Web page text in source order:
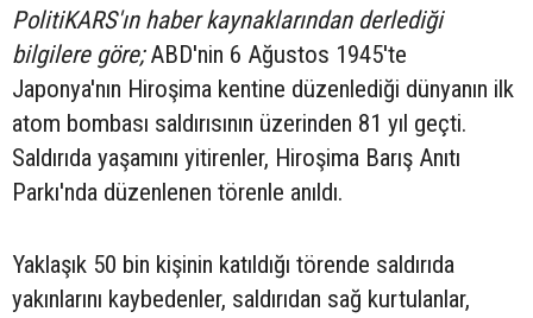
PolitiKARS'ın haber kaynaklarından derlediği
bilgilere göre;ABD'nin 6 Ağustos 1945'te
Japonya'nın Hiroşima kentine düzenlediği dünyanın ilk
atom bombası saldırısının üzerinden 81 yıl geçti.
Saldırıda yaşamını yitirenler, Hiroşima Barış Anıtı
Parkı'nda düzenlenen törenle anıldı.
Yaklaşık 50 bin kişinin katıldığı törende saldırıda
yakınlarını kaybedenler, saldırıdan sağ kurtulanlar,